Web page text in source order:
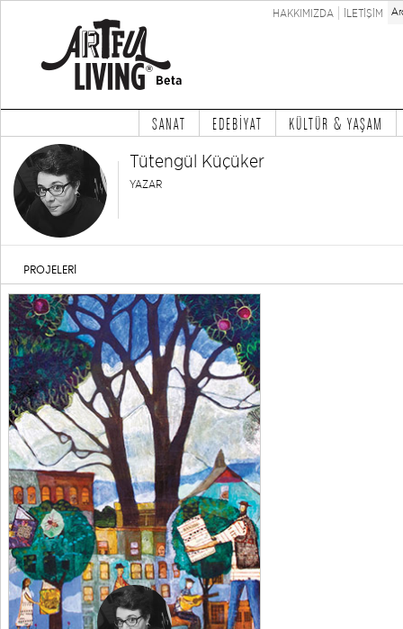
HAKKIMIZDA İLETİŞİM
SANAT EDEBİYAT KÜLTÜR & YAŞAM
Tütengül Küçüker
YAZAR
PROJELERİ